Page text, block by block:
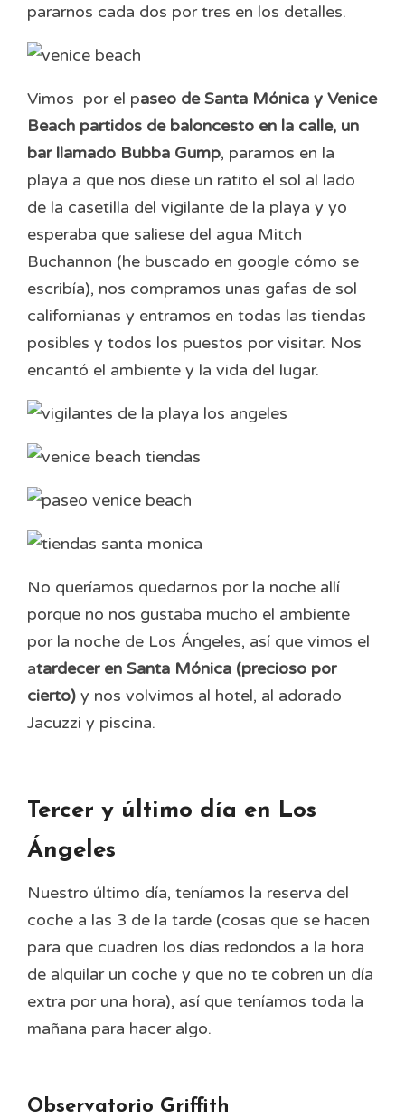
pararnos cada dos por tres en los detalles.
Vimos por el paseo de Santa Mónica y Venice
Beach partidos de baloncesto en la calle, un
bar llamado Bubba Gump, paramos en la
playa a que nos diese un ratito el sol al lado
de la casetilla del vigilante de la playa y yo
esperaba que saliese del agua Mitch
Buchannon (he buscado en google cómo se
escribía), nos compramos unas gafas de sol
californianas y entramos en todas las tiendas
posibles y todos los puestos por visitar. Nos
encantó el ambiente y la vida del lugar.
No queríamos quedarnos por la noche allí
porque no nos gustaba mucho el ambiente
por la noche de Los Ángeles, así que vimos el
atardecer en Santa Mónica (precioso por
cierto) y nos volvimos al hotel, al adorado
Jacuzzi y piscina.
Tercer y último día en Los
Ángeles
Nuestro último día, teníamos la reserva del
coche a las 3 de la tarde (cosas que se hacen
para que cuadren los días redondos a la hora
de alquilar un coche y que no te cobren un día
extra por una hora), así que teníamos toda la
mañana para hacer algo.
Observatorio Griffith